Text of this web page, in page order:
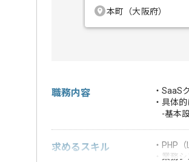
本町（大阪府）
職務内容
・SaaS
・具体
-基本
求めるスキル
・PHP
・業務